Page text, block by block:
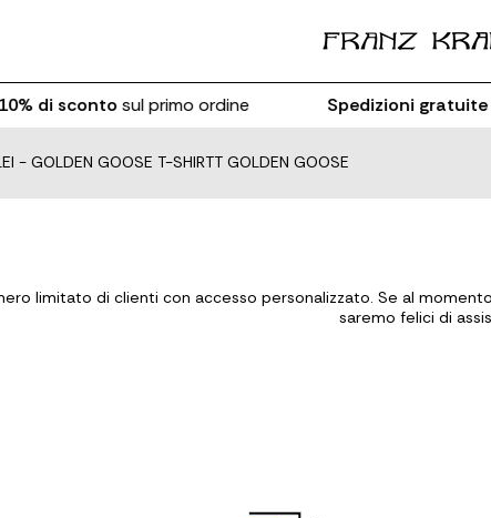
di scontosul primo ordine Spedizioni gratuite
- GOLDEN GOOSE T-SHIRTT GOLDEN GOOSE
limitato di clienti con accesso personalizzato. Se al
saremo felici di